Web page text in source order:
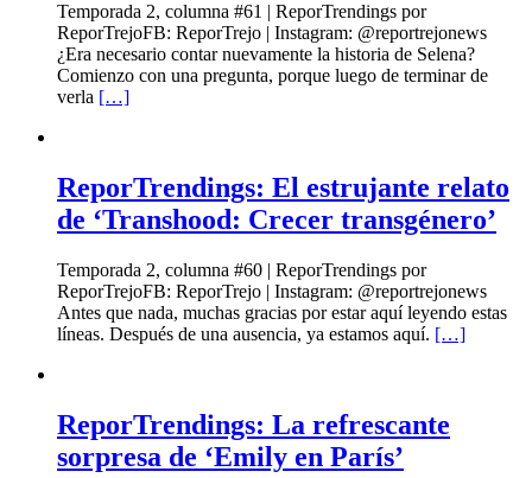
Temporada 2, columna #61 | ReporTrendings por
ReporTrejoFB: ReporTrejo | Instagram: @reportrejonews
¿Era necesario contar nuevamente la historia de Selena?
Comienzo con una pregunta, porque luego de terminar de
verla […]
ReporTrendings: El estrujante relato
de ‘Transhood: Crecer transgénero’
Temporada 2, columna #60 | ReporTrendings por
ReporTrejoFB: ReporTrejo | Instagram: @reportrejonews
Antes que nada, muchas gracias por estar aquí leyendo estas
líneas. Después de una ausencia, ya estamos aquí. […]
ReporTrendings: La refrescante
sorpresa de ‘Emily en París’